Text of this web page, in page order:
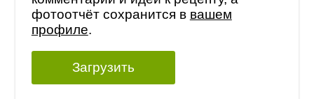
фотоотчёт сохранится в вашем
профиле.
Загрузить